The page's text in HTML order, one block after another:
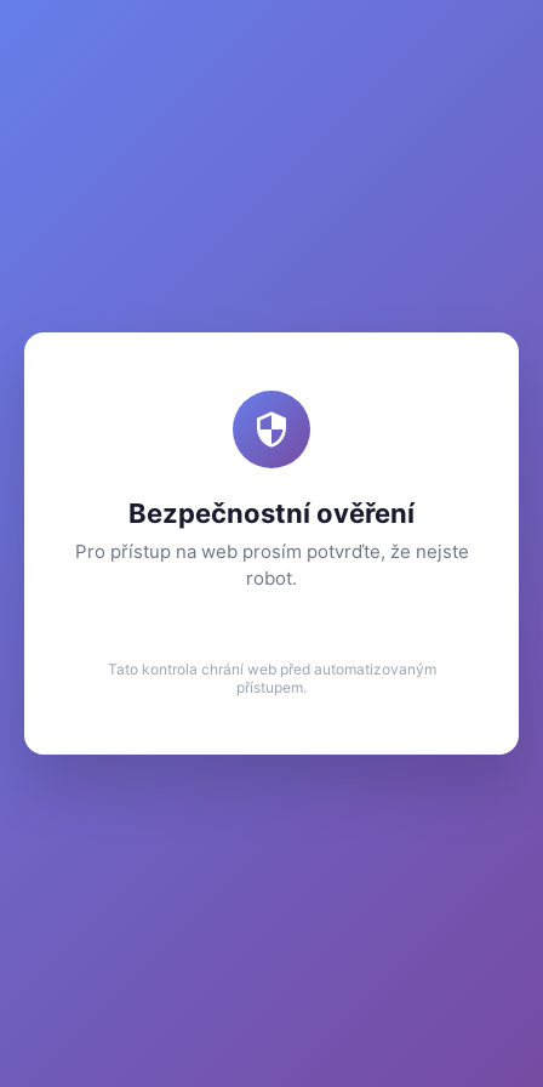
Bezpečnostní ověření
Pro přístup na web prosím potvrďte, že nejste
robot.
Tato kontrola chrání web před automatizovaným
přístupem.